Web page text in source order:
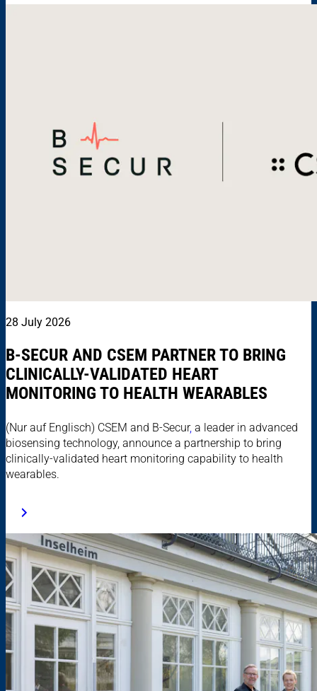
28 July 2026
B-SECUR AND CSEM PARTNER TO BRING
CLINICALLY-VALIDATED HEART
MONITORING TO HEALTH WEARABLES
(Nur auf Englisch) CSEM and B-Secur, a leader in advanced
biosensing technology, announce a partnership to bring
clinically-validated heart monitoring capability to health
wearables.